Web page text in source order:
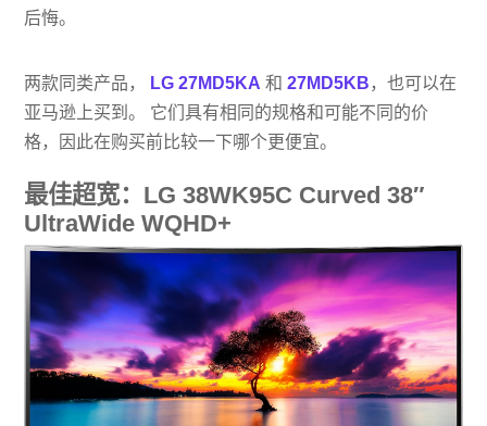
后悔。
两款同类产品， LG 27MD5KA 和27MD5KB ，也可以在
亚马逊上买到。 它们具有相同的规格和可能不同的价
格，因此在购买前比较一下哪个更便宜。
最佳超宽：LG 38WK95C Curved 38″
UltraWide WQHD+